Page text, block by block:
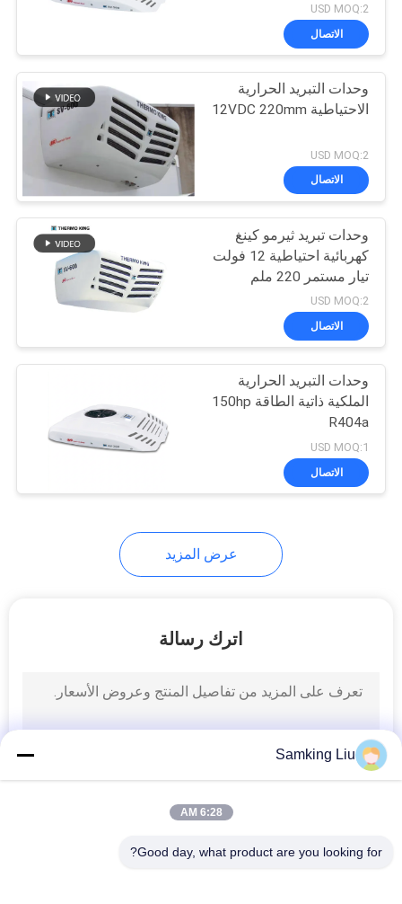
USD MOQ:2
الاتصال
وحدات التبريد الحرارية
الاحتياطية 12VDC 220mm
USD MOQ:2
الاتصال
وحدات تبريد ثيرمو كينغ
كهربائية احتياطية 12 فولت
تيار مستمر 220 ملم
USD MOQ:2
الاتصال
وحدات التبريد الحرارية
الملكية ذاتية الطاقة 150hp
R404a
USD MOQ:1
الاتصال
عرض المزيد
اترك رسالة
Samking Liu
6:28 AM
Good day, what product are you looking for?